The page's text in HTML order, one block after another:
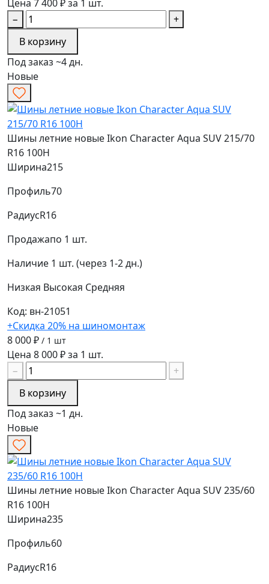
Цена 7 400 ₽ за 1 шт.
−
+
В корзину
Под заказ ~4 дн.
Новые
Шины летние новые Ikon Character Aqua SUV 215/70
R16 100H
Ширина215
Профиль70
РадиусR16
Продажапо 1 шт.
Наличие 1 шт. (через 1-2 дн.)
Низкая Высокая Средняя
Код: вн-21051
+Скидка 20% на шиномонтаж
8 000 ₽ / 1 шт
Цена 8 000 ₽ за 1 шт.
−
+
В корзину
Под заказ ~1 дн.
Новые
Шины летние новые Ikon Character Aqua SUV 235/60
R16 100H
Ширина235
Профиль60
РадиусR16